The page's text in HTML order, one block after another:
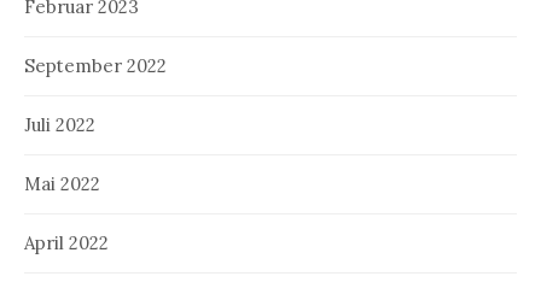
Februar 2023
September 2022
Juli 2022
Mai 2022
April 2022